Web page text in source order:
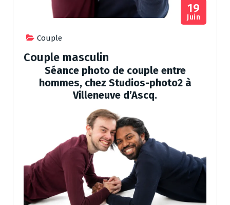
Couple
19
Juin
Couple masculin
Séance photo de couple entre
hommes, chez Studios-photo2 à
Villeneuve d’Ascq.